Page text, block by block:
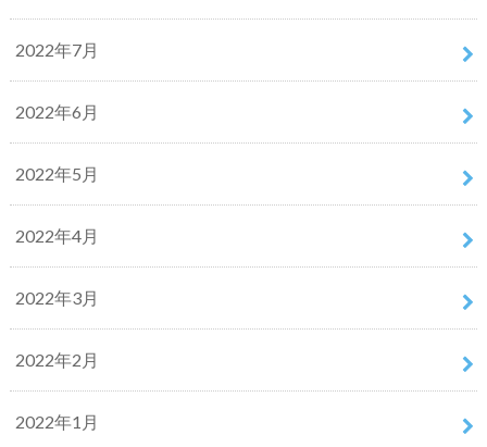
2022年7月
2022年6月
2022年5月
2022年4月
2022年3月
2022年2月
2022年1月